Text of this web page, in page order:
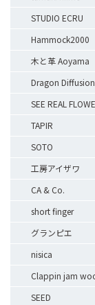
STUDIO ECRU
Hammock2000
木と革 Aoyama
Dragon Diffusion
SEE REAL
TAPIR
SOTO
工房アイザワ
CA & Co.
short finger
グランピエ
nisica
Clappin jam
SEED